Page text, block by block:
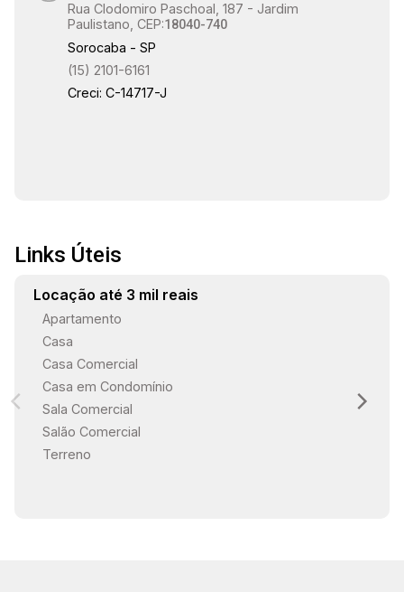
além de contar com uma variedade de serviços
no entorno, como hipermercados, padarias,
restaurantes, escolas e universidades. O
acesso às principais vias da cidade é fácil e
rápido, garantindo ainda uma vista panorâmica
Rua Clodomiro Paschoal, 187 - Jardim
Paulistano, CEP:18040-740
Sorocaba - SP
(15) 2101-6161
Creci: C-14717-J
Links Úteis
Locação até 3 mil reais
Apartamento
Casa
Casa Comercial
Casa em Condomínio
Sala Comercial
Salão Comercial
Terreno